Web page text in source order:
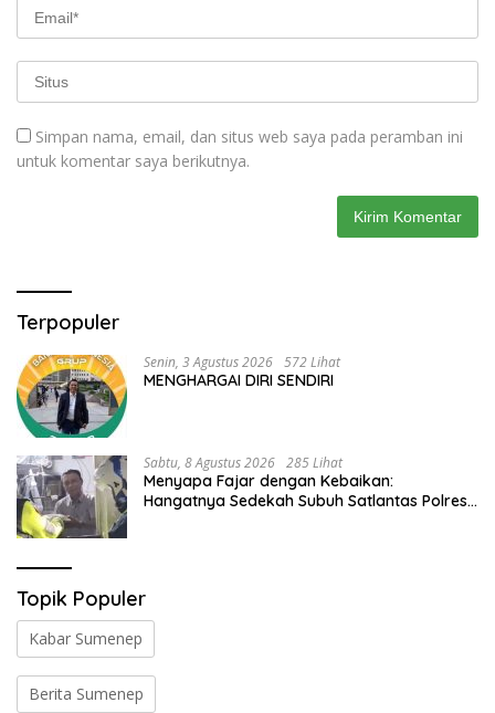
Simpan nama, email, dan situs web saya pada peramban ini
untuk komentar saya berikutnya.
Terpopuler
Senin, 3 Agustus 2026 572 Lihat
MENGHARGAI DIRI SENDIRI
Sabtu, 8 Agustus 2026 285 Lihat
Menyapa Fajar dengan Kebaikan:
Hangatnya Sedekah Subuh Satlantas Polres
Topik Populer
Kabar Sumenep
Berita Sumenep